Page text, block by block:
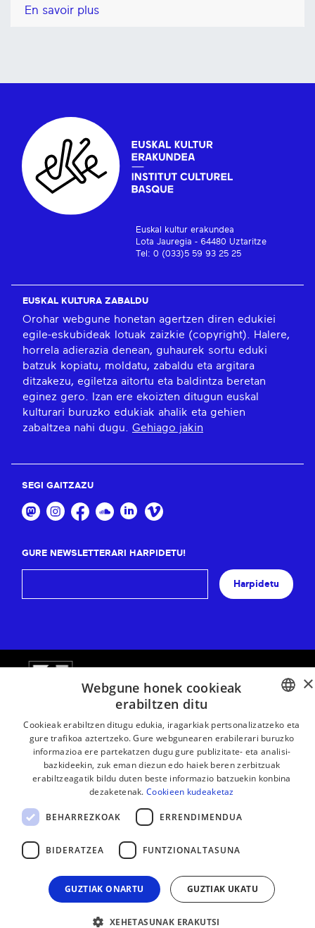
En savoir plus
Euskal kultur erakundea
Lota Jauregia - 64480 Uztaritze
Tel: 0 (033)5 59 93 25 25
EUSKAL KULTURA ZABALDU
Orohar webgune honetan agertzen diren edukiei
egile-eskubideak lotuak zaizkie (copyright). Halere,
horrela adierazia denean, guhaurek sortu eduki
batzuk kopiatu, moldatu, zabaldu eta argitara
ditzakezu, egiletza aitortu eta baldintza beretan
eginez gero. Izan ere ekoizten ditugun euskal
kulturari buruzko edukiak ahalik eta gehien
zabaltzea nahi dugu. Gehiago jakin
SEGI GAITZAZU
GURE NEWSLETTERARI HARPIDETU!
Harpidetu
LEGE OHARRA KONTAKTUA
BASQUE
SPANISH
×
Webgune honek cookieak
erabiltzen ditu
Cookieak erabiltzen ditugu edukia, iragarkiak pertsonalizatzeko eta
gure trafikoa aztertzeko. Gure webgunearen erabilerari buruzko
informazioa ere partekatzen dugu gure publizitate- eta analisi-
bazkideekin, zuk eman diezun edo haiek beren zerbitzuak
erabiltzeagatik bildu duten beste informazio batzuekin konbina
dezaketenak.Cookieen kudeaketaz
BEHARREZKOAK ERRENDIMENDUA
BIDERATZEA FUNTZIONALTASUNA
GUZTIAK ONARTU GUZTIAK UKATU
XEHETASUNAK ERAKUTSI